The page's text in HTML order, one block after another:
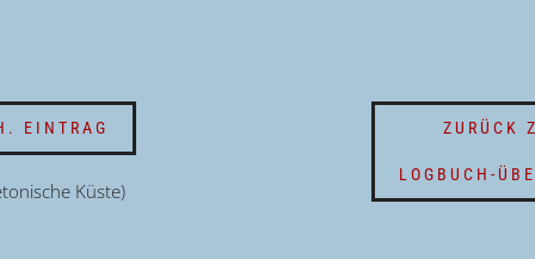
EINTRAG
Küste)
ZURÜCK
LOGBUCH-